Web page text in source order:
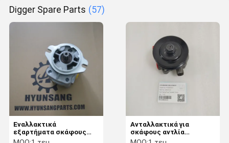
Digger Spare Parts (57)
Εναλλακτικά
εξαρτήματα σκάφους
705-41-01050 705-11-
Ανταλλακτικά για
σκάφους αντλία
καυσίμου 22803123